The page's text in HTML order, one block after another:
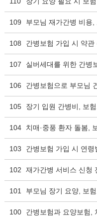
109 부모님 재가간병 비용,
108 간병보험 가입 시 약관
107 실버세대를 위한 간병
106 간병보험으로 부모님
105 장기 입원 간병비, 보
104 치매·중풍 환자 돌봄,
103 간병보험 가입 시 연령
102 재가간병 서비스 신청
101 부모님 장기 요양, 보
100 간병보험과 요양보험,